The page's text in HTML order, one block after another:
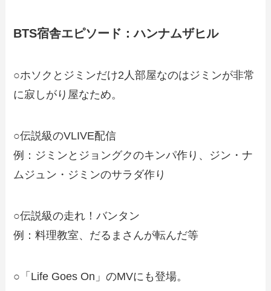
BTS宿舎エピソード：ハンナムザヒル
○ホソクとジミンだけ2人部屋なのはジミンが非常
に寂しがり屋なため。
○伝説級のVLIVE配信
例：ジミンとジョングクのキンパ作り、ジン・ナ
ムジュン・ジミンのサラダ作り
○伝説級の走れ！バンタン
例：料理教室、だるまさんが転んだ等
○「Life Goes On」のMVにも登場。